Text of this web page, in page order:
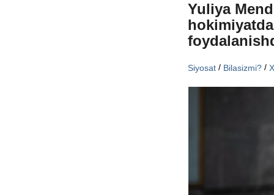
Yuliya
Siyosat / Bilasizmi? /